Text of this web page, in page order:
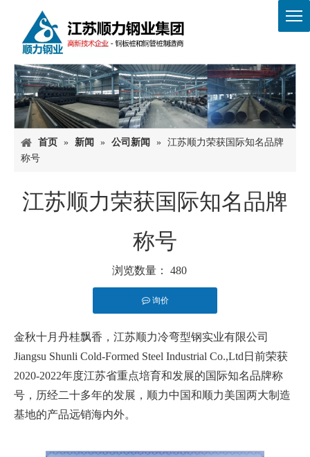
首页 » 新闻 » 公司新闻 » 江苏顺力荣获国际知名品牌
称号
江苏顺力荣获国际知名品牌
称号
浏览数量： 480
询价
金秋十月丹桂飘香，江苏顺力冷弯型钢实业有限公司
Jiangsu Shunli Cold-Formed Steel Industrial Co.,Ltd日前荣获
2020-2022年度江苏省重点培育和发展的国际知名品牌称
号，历经二十多年的发展，顺力中国和顺力美国两大制造
基地的产品远销海内外。